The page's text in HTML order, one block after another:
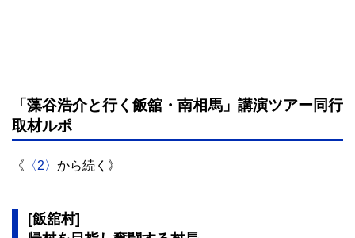
「藻谷浩介と行く飯舘・南相馬」講演ツアー同行
取材ルポ
《 〈2〉 から続く》
[飯舘村]